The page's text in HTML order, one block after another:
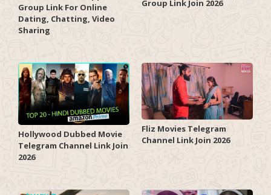
Group Link For Online
Dating, Chatting, Video
Sharing
Group Link Join 2026
Hollywood Dubbed Movie
Telegram Channel Link Join
2026
Fliz Movies Telegram
Channel Link Join 2026